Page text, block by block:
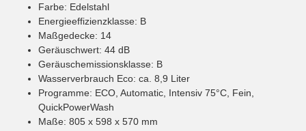
Farbe: Edelstahl
Energieeffizienzklasse: B
Maßgedecke: 14
Geräuschwert: 44 dB
Geräuschemissionsklasse: B
Wasserverbrauch Eco: ca. 8,9 Liter
Programme: ECO, Automatic, Intensiv 75°C, Fein,
QuickPowerWash
Maße: 805 x 598 x 570 mm